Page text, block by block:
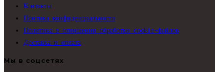
Контакты
Поитика конфиденциальности
Политика в отношении обработки cookie-файлов
Доставка и оплата
Мы в соцсетях